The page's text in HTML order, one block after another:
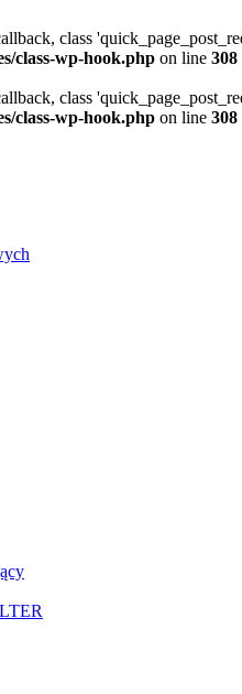
class
class-wp-hook.php on line 308
class
class-wp-hook.php on line 308